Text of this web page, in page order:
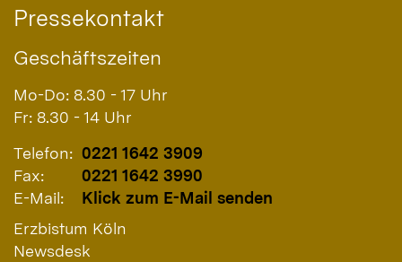
Pressekontakt
Geschäftszeiten
Mo-Do: 8.30 - 17 Uhr
Fr: 8.30 - 14 Uhr
Telefon: 0221 1642 3909
Fax:
0221 1642 3990
E-Mail:
Klick zum E-Mail senden
Erzbistum Köln
Newsdesk